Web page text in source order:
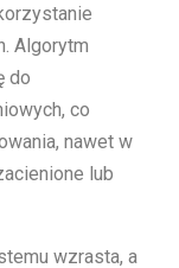
Algorytm
do
co
nawet w
lub
wzrasta, a